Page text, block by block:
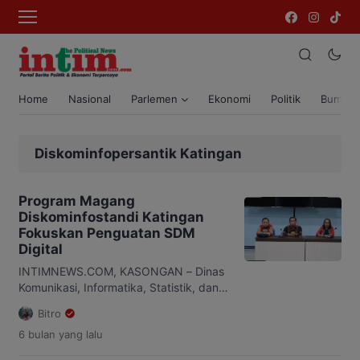
Home Nasional Parlemen Ekonomi Politik Bumi
Diskominfopersantik Katingan
Program Magang
Diskominfostandi Katingan
Fokuskan Penguatan SDM
Digital
INTIMNEWS.COM, KASONGAN – Dinas
Komunikasi, Informatika, Statistik, dan
Kabupaten Katingan menerima
mahasiswa magang dari Universitas
Bitro
6 bulan yang lalu